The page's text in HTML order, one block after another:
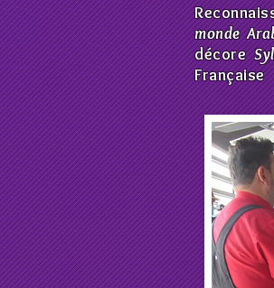
monde
décore
Française